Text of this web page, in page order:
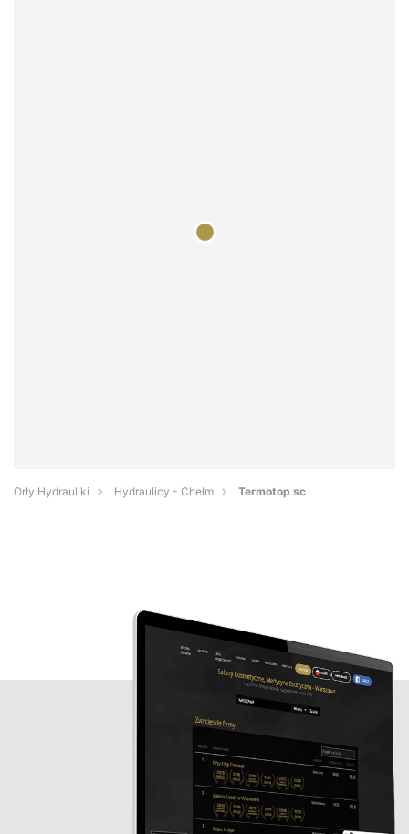
Orły Hydrauliki Hydraulicy - Chełm Termotop sc